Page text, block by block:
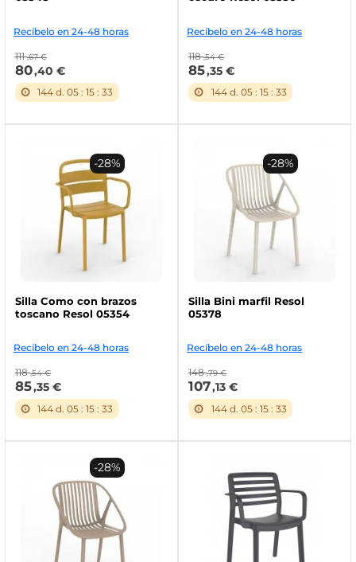
Recíbelo en 24-48 horas
111 ,67 €
80,40 €
144 d. 05 :15 :32
Recíbelo en 24-48 horas
118 ,54 €
85,35 €
144d. 05: 15: 32
Silla Como con brazos
toscano Resol 05354
Recíbelo en 24-48 horas
118 ,54 €
85,35 €
144 d. 05 :15 :32
-28%
Silla Bini marfil Resol
05378
Recíbelo en 24-48 horas
148 ,79 €
107,13 €
144d. 05: 15: 32
-28%
-28%